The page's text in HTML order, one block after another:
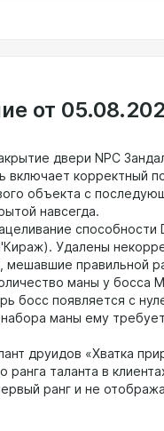
от
двери NPC
включает корректный
объекта с
навсегда.
способности
Удалены
мешавшие правильной
маны у босса
босс появляется с
маны ему
друидов «Хватка
ранга таланта в
ранг и не